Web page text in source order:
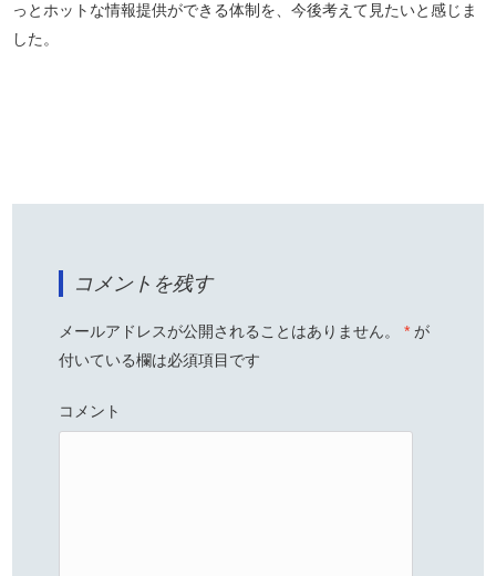
っとホットな情報提供ができる体制を、今後考えて見たいと感じま
した。
コメントを残す
メールアドレスが公開されることはありません。 * が
付いている欄は必須項目です
コメント